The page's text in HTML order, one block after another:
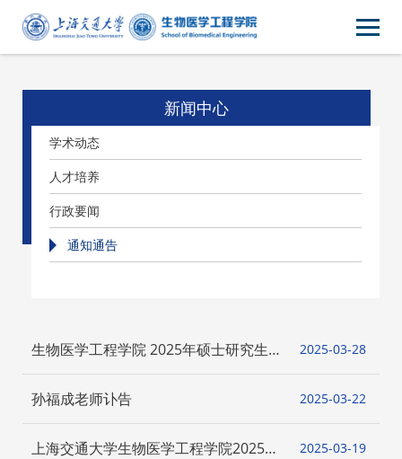
新闻中心
学术动态
人才培养
行政要闻
通知通告
生物医学工程学院 2025年硕士研究生
拟录取名单
28
2025-03
孙福成老师讣告 22
2025-03
上海交通大学生物医学工程学院2025年
19
2025-03